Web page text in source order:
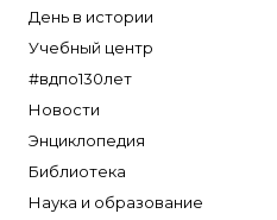
День в истории
Учебный центр
#вдпо130лет
Новости
Энциклопедия
Библиотека
Наука и образование